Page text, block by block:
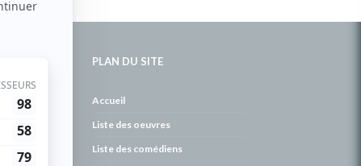
PLAN DU SITE
Accueil
Liste des oeuvres
Liste des comédiens